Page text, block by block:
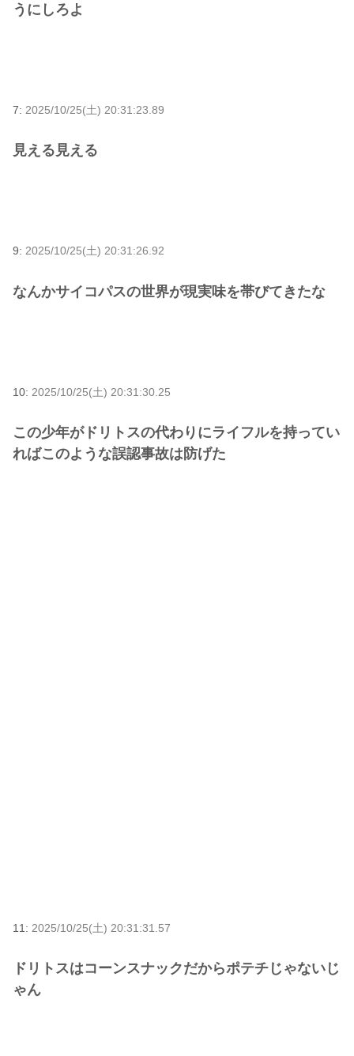
うにしろよ
7: 2025/10/25(土) 20:31:23.89
見える見える
9: 2025/10/25(土) 20:31:26.92
なんかサイコパスの世界が現実味を帯びてきたな
10: 2025/10/25(土) 20:31:30.25
この少年がドリトスの代わりにライフルを持ってい
ればこのような誤認事故は防げた
11: 2025/10/25(土) 20:31:31.57
ドリトスはコーンスナックだからポテチじゃないじ
ゃん